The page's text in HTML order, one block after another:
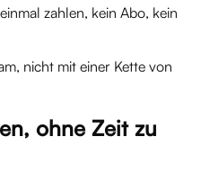
zahlen, kein Abo, kein
nicht mit einer Kette von
ohne Zeit zu